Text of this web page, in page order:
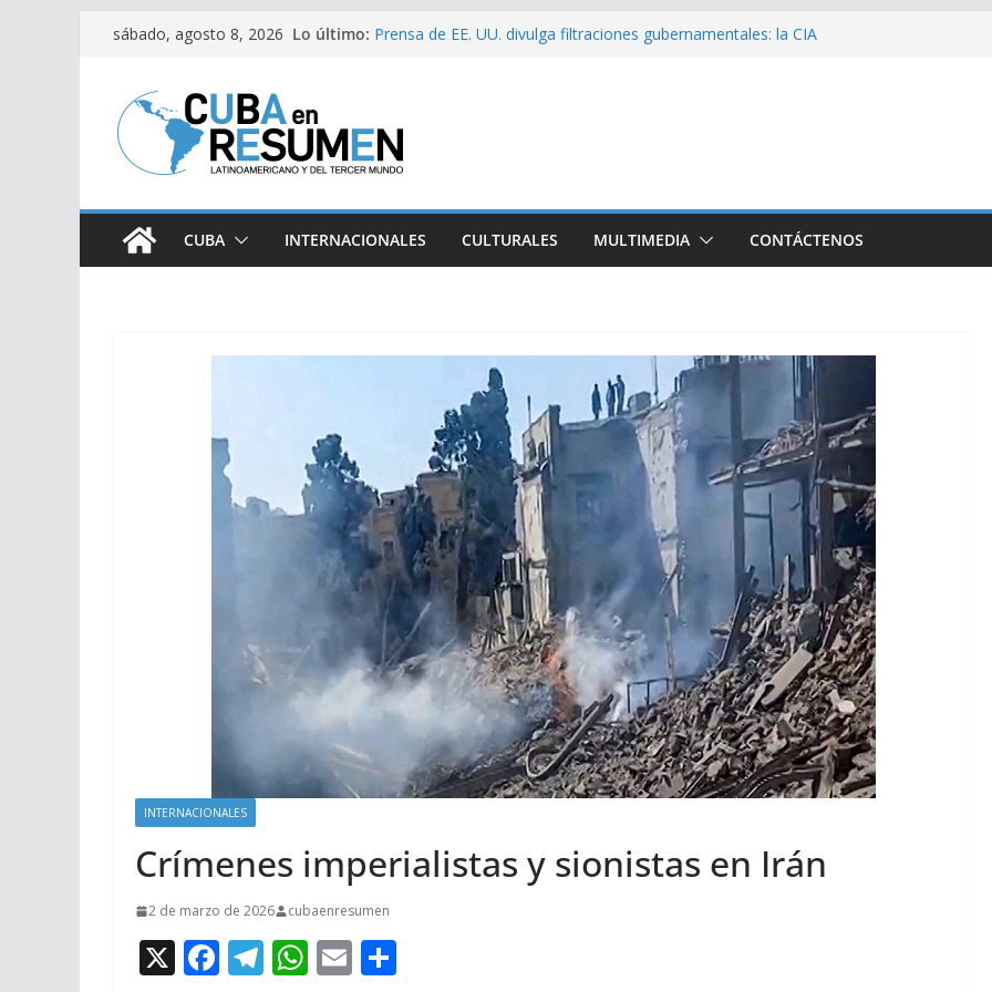
Saltar
contenido
sábado, agosto 8, 2026 Lo último: Prensa de EE. UU. divulga filtraciones gubernamentales: la CIA
lugares de impacto para el país
Fernández de Cossío sobre EE. UU.: ¿Será real el miedo?
CUBA INTERNACIONALES CULTURALES MULTIMEDIA CONTÁCTENOS
INTERNACIONALES
Crímenes imperialistas y sionistas en Irán
2 de marzo de 2026 cubaenresumen
X F T W E